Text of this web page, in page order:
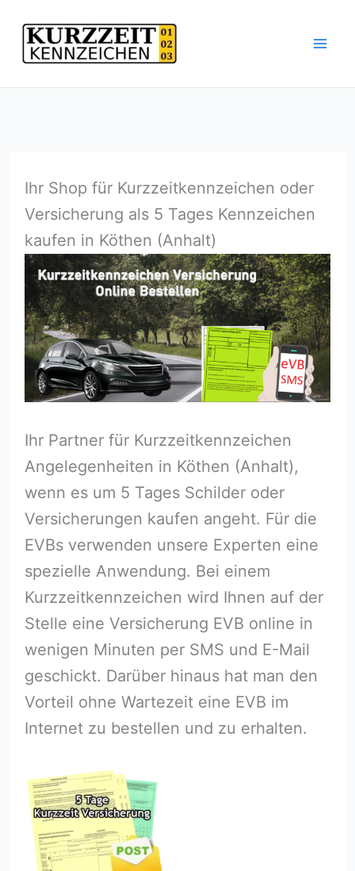
Inhalt
springen
Ihr Shop für Kurzzeitkennzeichen oder
Versicherung als 5 Tages Kennzeichen
kaufen in Köthen (Anhalt)
Ihr Partner für Kurzzeitkennzeichen
Angelegenheiten in Köthen (Anhalt),
wenn es um 5 Tages Schilder oder
Versicherungen kaufen angeht. Für die
EVBs verwenden unsere Experten eine
spezielle Anwendung. Bei einem
Kurzzeitkennzeichen wird Ihnen auf der
Stelle eine Versicherung EVB online in
wenigen Minuten per SMS und E-Mail
geschickt. Darüber hinaus hat man den
Vorteil ohne Wartezeit eine EVB im
Internet zu bestellen und zu erhalten.